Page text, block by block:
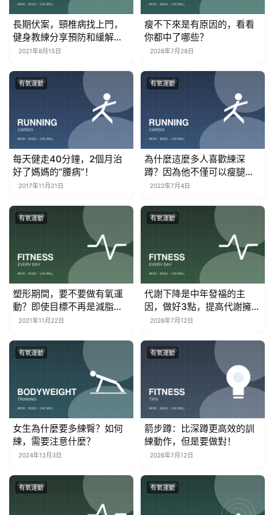
長期伏案，頸椎病找上門，
健身教練分享預防和緩解方
法，擺脫疼痛
2021年8月15日
瘦不下來是有原因的，看看
你都中了哪些？
2026年7月28日
有氧運動
每天健走40分鐘，2個月治
好了媽媽的“腰病”！
2017年11月21日
有氧運動
為什麼這麼多人喜歡練深
蹲？因為他不僅可以瘦腿，
還能練翹臀
2022年7月4日
有氧運動
塑形期間，要不要做有氧運
動？即使目標不再是減脂，
它也很重要
2021年11月22日
有氧運動
代謝下降是中年發福的主
因，做好3點，提高代謝擁有
纖細身材！
2026年7月12日
有氧運動
女生為什麼要多練臀？如何
練，需要注意什麼？
2024年12月3日
有氧運動
箭步蹲：比深蹲更高效的訓
練動作，但是要做對！
2026年7月12日
有氧運動 有氧運動